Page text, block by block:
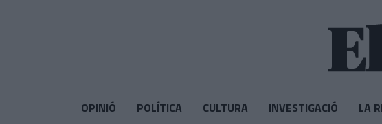
OPINIÓ POLÍTICA CULTURA INVESTIGACIÓ LA